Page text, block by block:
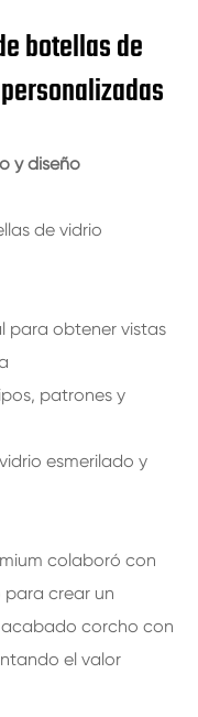
botellas de
y diseño
de vidrio
para obtener vistas
patrones y
esmerilado y
colaboró con
crear un
corcho con
el valor